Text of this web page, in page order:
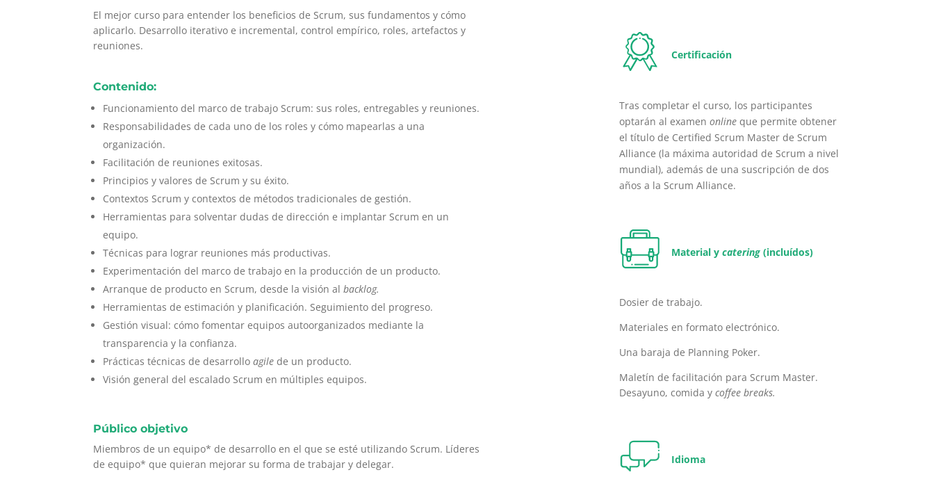
El mejor curso para entender los beneficios de Scrum, sus fundamentos y cómo
aplicarlo. Desarrollo iterativo e incremental, control empírico, roles, artefactos y
reuniones.
Contenido:
Funcionamiento del marco de trabajo Scrum: sus roles, entregables y reuniones.
Responsabilidades de cada uno de los roles y cómo mapearlas a una
organización.
Facilitación de reuniones exitosas.
Principios y valores de Scrum y su éxito.
Contextos Scrum y contextos de métodos tradicionales de gestión.
Herramientas para solventar dudas de dirección e implantar Scrum en un
equipo.
Técnicas para lograr reuniones más productivas.
Experimentación del marco de trabajo en la producción de un producto.
Arranque de producto en Scrum, desde la visión albacklog.
Herramientas de estimación y planificación. Seguimiento del progreso.
Gestión visual: cómo fomentar equipos autoorganizados mediante la
transparencia y la confianza.
Prácticas técnicas de desarrolloagile de un producto.
Visión general del escalado Scrum en múltiples equipos.
Público objetivo
Miembros de un equipo* de desarrollo en el que se esté utilizando Scrum. Líderes
de equipo* que quieran mejorar su forma de trabajar y delegar.
Certificación
Tras completar el curso, los participantes
optarán al examen online que permite obtener
el título de Certified Scrum Master de Scrum
Alliance (la máxima autoridad de Scrum a nivel
mundial), además de una suscripción de dos
años a la Scrum Alliance.
Material y catering(incluídos)
Dosier de trabajo.
Materiales en formato electrónico.
Una baraja de Planning Poker.
Maletín de facilitación para Scrum Master.
Desayuno, comida y coffee breaks.
Idioma